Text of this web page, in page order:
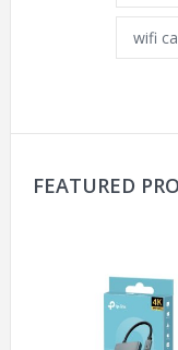
wifi
FEATURED